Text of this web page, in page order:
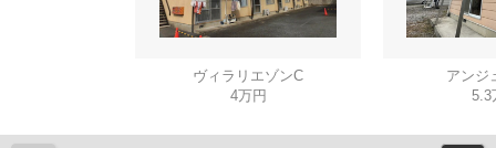
ヴィラリエゾンC
4万円
アンジ
5.3